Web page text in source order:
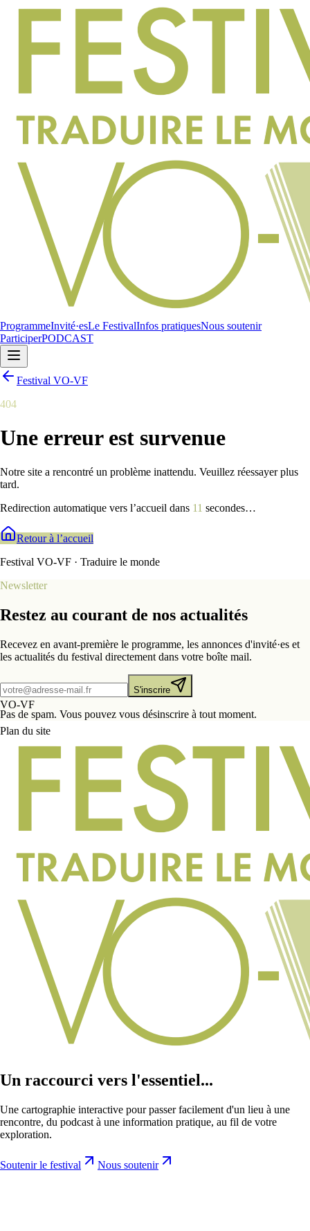
ProgrammeInvité·esLe FestivalInfos pratiquesNous soutenir
ParticiperPODCAST
Festival VO-VF
404
Une erreur est survenue
Notre site a rencontré un problème inattendu. Veuillez réessayer plus
tard.
Redirection automatique vers l’accueil dans 9 secondes…
Retour à l’accueil
Festival VO-VF · Traduire le monde
Newsletter
Restez au courant de nos actualités
Recevez en avant-première le programme, les annonces d'invité·es et
les actualités du festival directement dans votre boîte mail.
S'inscrire
Pas de spam. Vous pouvez vous désinscrire à tout moment.
VO-VF
Plan du site
Un raccourci vers l'essentiel...
Une cartographie interactive pour passer facilement d'un lieu à une
rencontre, du podcast à une information pratique, au fil de votre
exploration.
Soutenir le festival Nous soutenir